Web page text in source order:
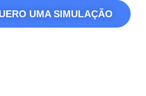
UMA SIMULAÇÃO